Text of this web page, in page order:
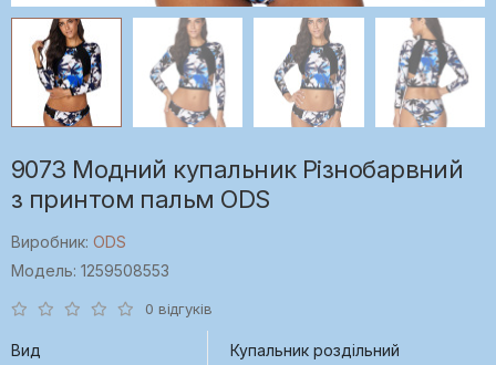
9073 Модний купальник Різнобарвний
з принтом пальм ODS
Виробник: ODS
Модель: 1259508553
0 відгуків
Вид Купальник роздільний